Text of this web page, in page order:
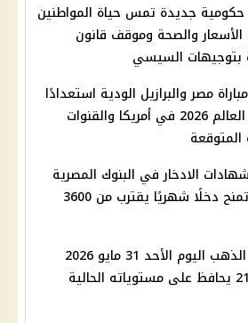
حكومية جديدة تمس حياة المواطنين
والصحة وموقف قانون
بتوجيهات السيسي
مصر والبرازيل الودية استعدادًا
لكأس العالم 2026 في أمريكا والقنوات
المتوقعة
الادخار في البنوك المصرية
2026 تمنح دخلًا شهريًا يقترب من 3600
أسعار الذهب اليوم الأحد 31 مايو 2026